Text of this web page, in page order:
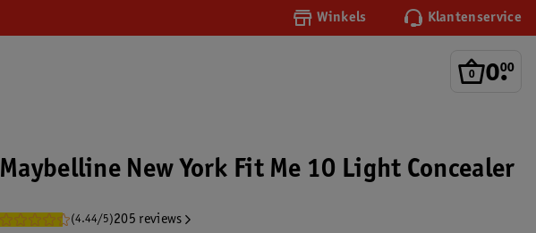
Winkels Klantenservice
0.
00
Maybelline New York Fit Me 10 Light Concealer
(4.44/5)205 reviews